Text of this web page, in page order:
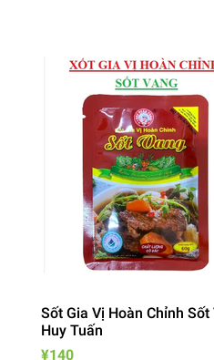
Sốt Gia Vị Hoàn Chỉnh Sốt
Huy Tuấn
¥140